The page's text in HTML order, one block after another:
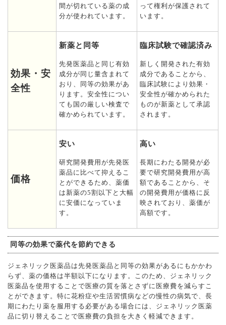
間が切れている薬の成
分が使われています。
って権利が保護されて
います。
効果・安
全性
新薬と同等
先発医薬品と同じ有効
成分が同じ量含まれて
おり、同等の効果があ
ります。安全性につい
ても国の厳しい検査で
確かめられています。
臨床試験で確認済み
新しく開発された有効
成分であることから、
臨床試験により効果・
安全性が確かめられた
ものが新薬として承認
されます。
価格
安い
研究開発費用が先発医
薬品に比べて抑えるこ
とができるため、薬価
は新薬の5割以下と大幅
に安価になっていま
す。
高い
長期にわたる開発が必
要で研究開発費用が高
額であることから、そ
の開発費用が価格に反
映されており、薬価が
高額です。
同等の効果で薬代を節約できる
ジェネリック医薬品は先発医薬品と同等の効果があるにもかかわ
らず、薬の価格は半額以下になります。このため、ジェネリック
医薬品を使用することで医療の質を落とさずに医療費を減らすこ
とができます。特に花粉症や生活習慣病などの慢性の病気で、長
期にわたり薬を服用する必要がある場合には、ジェネリック医薬
品に切り替えることで医療費の負担を大きく軽減できます。